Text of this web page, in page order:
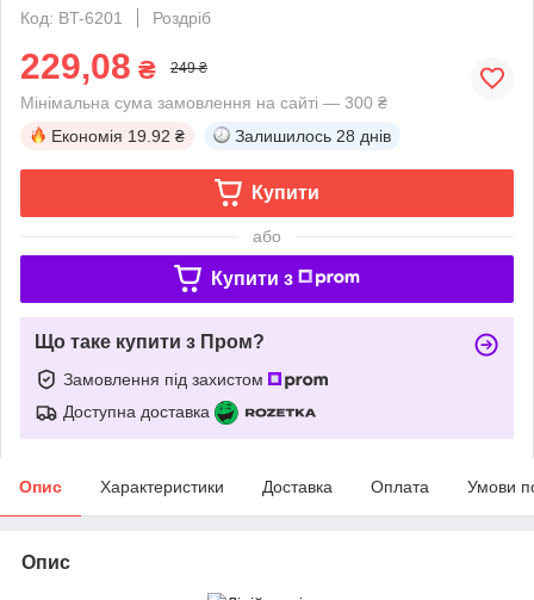
Код: BT-6201
Роздріб
229,08 ₴ 249 ₴
Мінімальна сума замовлення на сайті — 300 ₴
Економія 19.92 ₴ Залишилось 28 днів
Купити
або
Купити з
Що таке купити з Пром?
Замовлення під захистом
Доступна доставка
Опис Характеристики Доставка Оплата Умови
Опис